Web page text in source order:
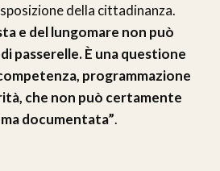
della cittadinanza.
e del lungomare non può
passerelle. È una questione
programmazione
che non può certamente
documentata”.